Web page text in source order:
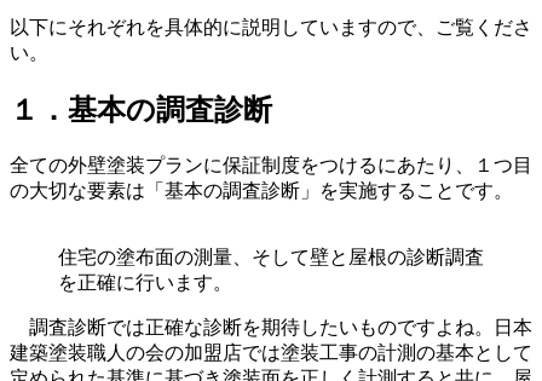
以下にそれぞれを具体的に説明していますので、ご覧くださ
い。
１．基本の調査診断
全ての外壁塗装プランに保証制度をつけるにあたり、１つ目
の大切な要素は「基本の調査診断」を実施することです。
住宅の塗布面の測量、そして壁と屋根の診断調査
を正確に行います。
調査診断では正確な診断を期待したいものですよね。日本
建築塗装職人の会の加盟店では塗装工事の計測の基本として